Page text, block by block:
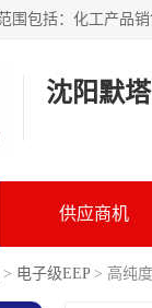
沈阳默
供应商机
> 电子级EEP > 高纯